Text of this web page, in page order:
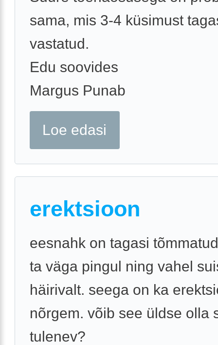
sama, mis 3-4 küsimust
vastatud.
Edu soovides
Margus Punab
Loe edasi
erektsioon
eesnahk on tagasi
ta väga pingul ning vahel
häirivalt. seega on ka
nõrgem. võib see üldse olla
tulenev?